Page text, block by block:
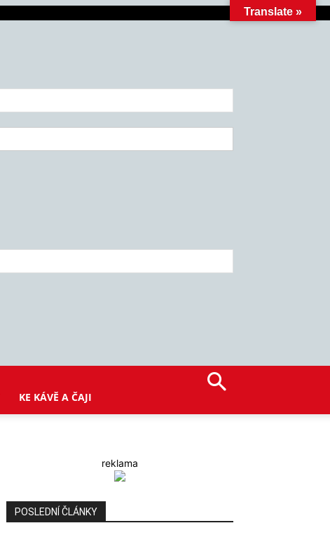
KE KÁVĚ A ČAJI
reklama
POSLEDNÍ ČLÁNKY
Translate »